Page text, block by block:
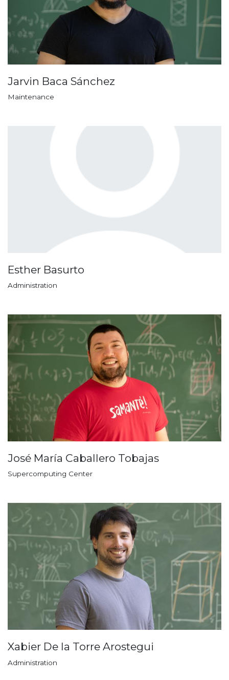
Jarvin Baca Sánchez
Maintenance
Esther Basurto
Administration
José María Caballero Tobajas
Supercomputing Center
Xabier De la Torre Arostegui
Administration